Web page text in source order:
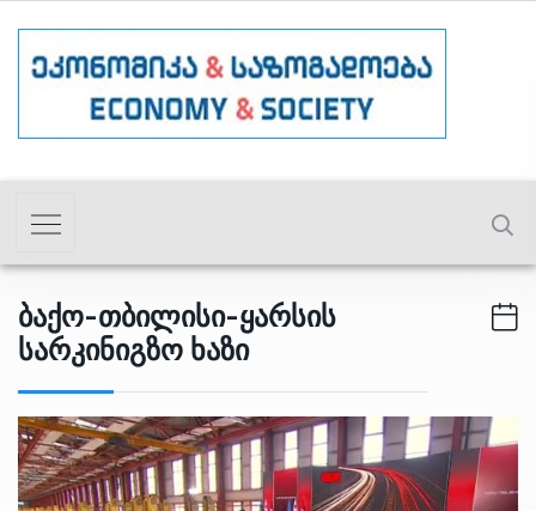
Ბაქო-Თბილისი-Ყარსის
Სარკინიგზო Ხაზი